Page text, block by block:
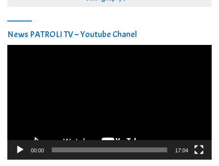
News PATROLI TV – Youtube Chanel
00:00 17:04